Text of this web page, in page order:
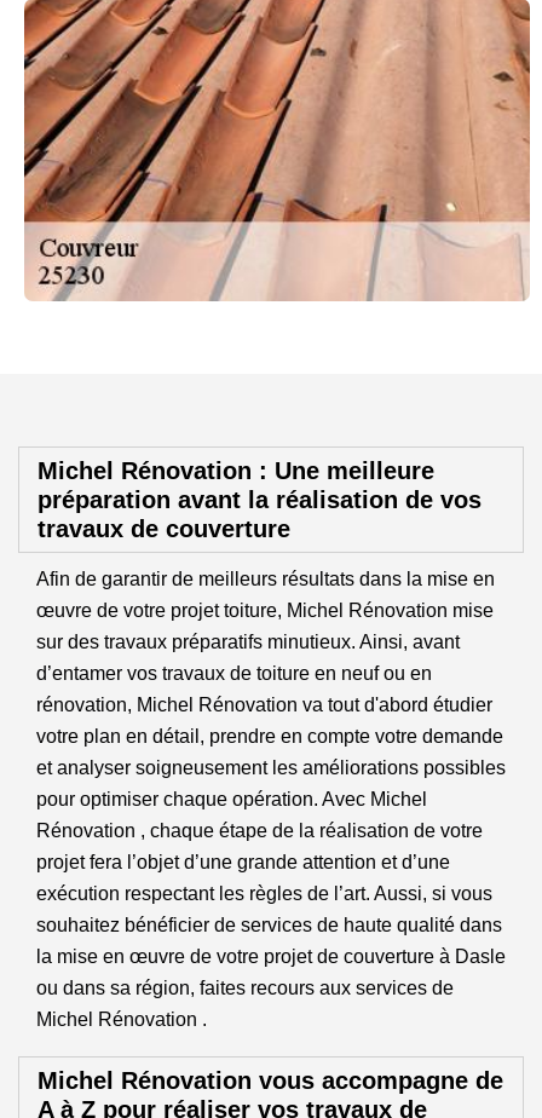
Michel Rénovation : Une meilleure
préparation avant la réalisation de vos
travaux de couverture
Afin de garantir de meilleurs résultats dans la mise en
œuvre de votre projet toiture, Michel Rénovation mise
sur des travaux préparatifs minutieux. Ainsi, avant
d’entamer vos travaux de toiture en neuf ou en
rénovation, Michel Rénovation va tout d'abord étudier
votre plan en détail, prendre en compte votre demande
et analyser soigneusement les améliorations possibles
pour optimiser chaque opération. Avec Michel
Rénovation , chaque étape de la réalisation de votre
projet fera l’objet d’une grande attention et d’une
exécution respectant les règles de l’art. Aussi, si vous
souhaitez bénéficier de services de haute qualité dans
la mise en œuvre de votre projet de couverture à Dasle
ou dans sa région, faites recours aux services de
Michel Rénovation .
Michel Rénovation vous accompagne de
A à Z pour réaliser vos travaux de